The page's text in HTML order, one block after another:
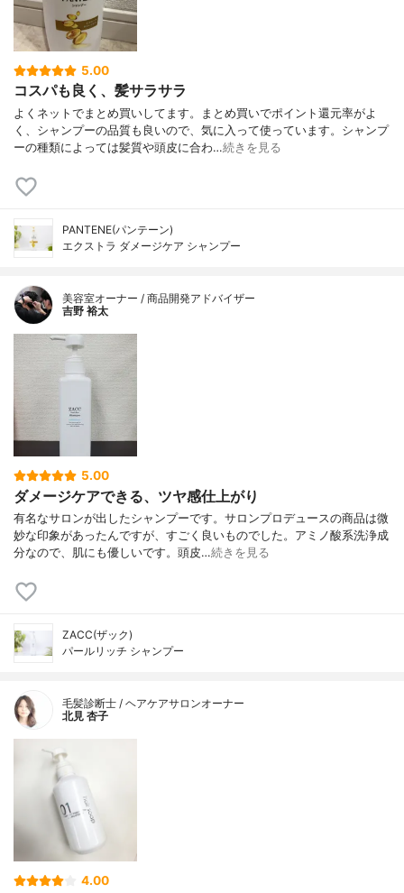
5.00
コスパも良く、髪サラサラ
よくネットでまとめ買いしてます。まとめ買いでポイント還元率がよ
く、シャンプーの品質も良いので、気に入って使っています。シャンプ
ーの種類によっては髪質や頭皮に合わ…続きを見る
PANTENE(パンテーン)
エクストラ ダメージケア シャンプー
美容室オーナー / 商品開発アドバイザー
吉野 裕太
5.00
ダメージケアできる、ツヤ感仕上がり
有名なサロンが出したシャンプーです。サロンプロデュースの商品は微
妙な印象があったんですが、すごく良いものでした。アミノ酸系洗浄成
分なので、肌にも優しいです。頭皮…続きを見る
ZACC(ザック)
パールリッチ シャンプー
毛髪診断士 / ヘアケアサロンオーナー
北見 杏子
4.00